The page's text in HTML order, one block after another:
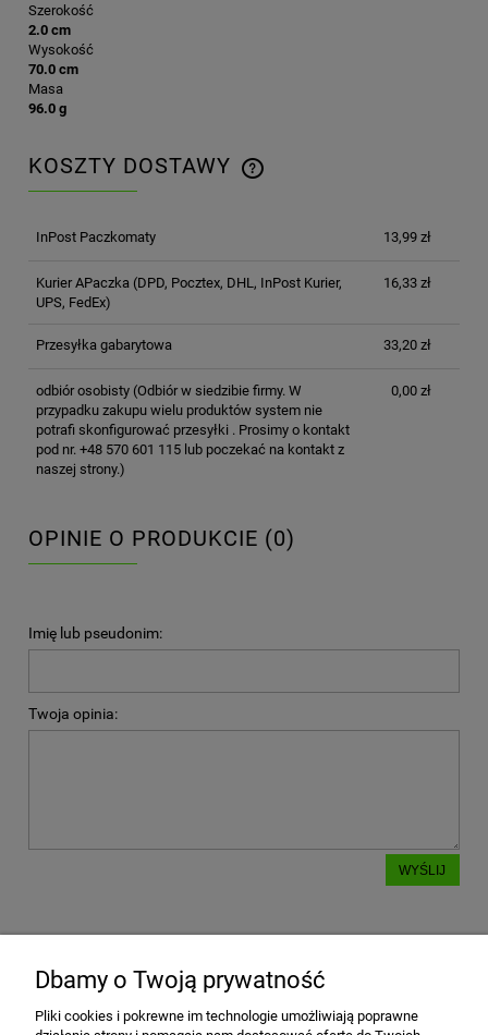
Szerokość
2.0 cm
Wysokość
70.0 cm
Masa
96.0 g
KOSZTY DOSTAWY
CENA NIE ZAWIERA EWENTUALNYCH KOSZTÓW
InPost Paczkomaty 13,99 zł
Kurier APaczka (DPD, Pocztex, DHL, InPost Kurier,
UPS, FedEx)
16,33 zł
Przesyłka gabarytowa 33,20 zł
odbiór osobisty(Odbiór w siedzibie firmy. W
przypadku zakupu wielu produktów system nie
potrafi skonfigurować przesyłki . Prosimy o kontakt
pod nr. +48 570 601 115 lub poczekać na kontakt z
naszej strony.)
0,00 zł
OPINIE O PRODUKCIE (0)
Imię lub pseudonim:
Twoja opinia:
WYŚLIJ
POMOC
Dbamy o Twoją prywatność
Pliki cookies i pokrewne im technologie umożliwiają poprawne